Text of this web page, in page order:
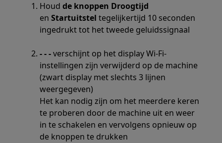
Houdde knoppen Droogtijd
enStartuitstel tegelijkertijd 10 seconden
ingedrukt tot het tweede geluidssignaal
- - -verschijnt op het display Wi-Fi-
instellingen zijn verwijderd op de machine
(zwart display met slechts 3 lijnen
weergegeven)
Het kan nodig zijn om het meerdere keren
te proberen door de machine uit en weer
in te schakelen en vervolgens opnieuw op
de knoppen te drukken